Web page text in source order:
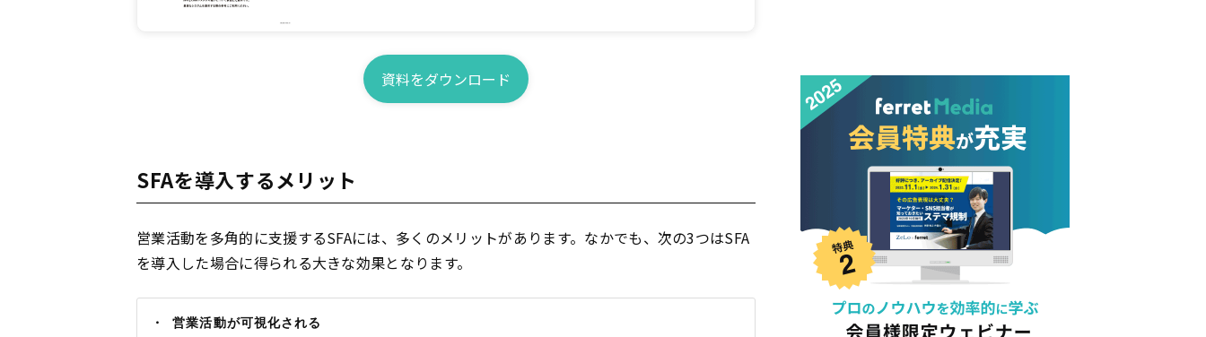
資料をダウンロード
SFAを導入するメリット
営業活動を多角的に支援するSFAには、多くのメリットがあります。なかでも、次の3つはSFA
を導入した場合に得られる大きな効果となります。
・ 営業活動が可視化される